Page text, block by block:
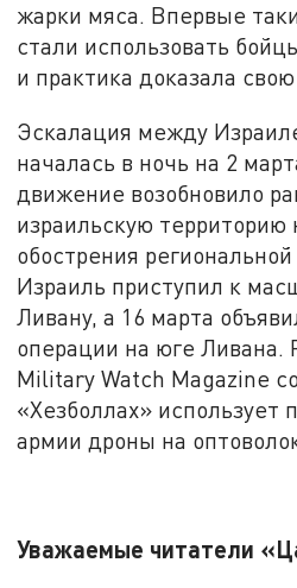
жарки мяса. Впервые
стали использовать
и практика доказала
Эскалация между
началась в ночь на 2
движение возобновило
израильскую территорию
обострения
Израиль приступил к
Ливану, а 16 марта
операции на юге Ливана.
Military Watch Magazine
«Хезболлах» использует
армии дроны на
Уважаемые читатели